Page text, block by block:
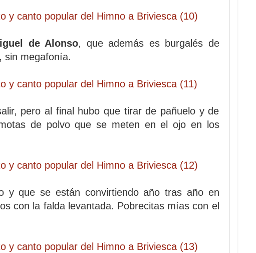
de Alonso, que además es burgalés de
sin megafonía.
pero al final hubo que tirar de pañuelo y de
de polvo que se meten en el ojo en los
y que se están convirtiendo año tras año en
con la falda levantada. Pobrecitas mías con el